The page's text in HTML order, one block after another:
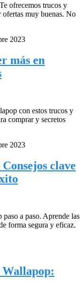
ofrecemos trucos y
ofertas muy buenas. No
2023
más en
con estos trucos y
comprar y secretos
2023
clave
a paso. Aprende las
forma segura y eficaz.
Wallapop: